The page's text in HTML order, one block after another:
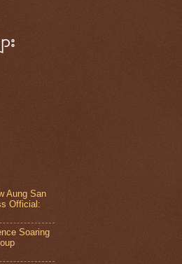
း
Aung San
Official:
Soaring